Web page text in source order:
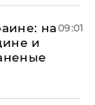
на
и
09:01